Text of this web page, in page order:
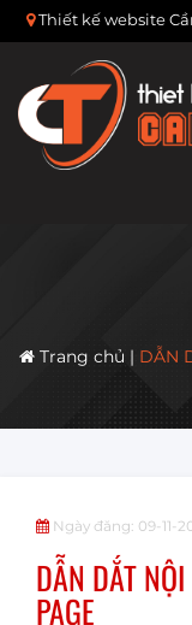
Thiết kế website
Trang chủ | DẪN
Ngày đăng: 09-11-
DẪN DẮT
PAGE